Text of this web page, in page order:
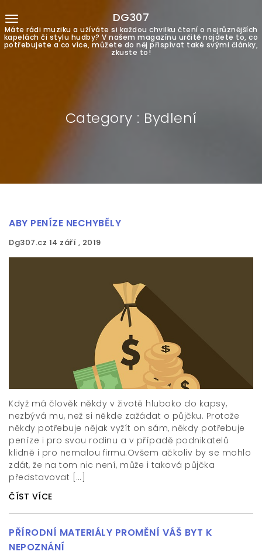
DG307
Máte rádi muziku a užíváte si každou chvilku čtení o nejrůznějších
kapelách či stylu hudby? V našem magazínu určitě najdete to, co
potřebujete a co více, můžete do něj přispívat také svými články,
zkuste to!
Category : Bydlení
ABY PENÍZE NECHYBĚLY
Dg307.cz 14 září , 2019
Když má člověk někdy v životě hluboko do kapsy,
nezbývá mu, než si někde zažádat o půjčku. Protože
někdy potřebuje nějak vyžít on sám, někdy potřebuje
peníze i pro svou rodinu a v případě podnikatelů
klidně i pro nemalou firmu.Ovšem ačkoliv by se mohlo
zdát, že na tom nic není, může i taková půjčka
představovat […]
ČÍST VÍCE
PŘÍRODNÍ MATERIÁLY PROMĚNÍ VÁŠ BYT K
NEPOZNÁNÍ